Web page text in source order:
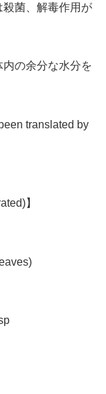
殺菌、解毒作用が
の余分な水分を
translated by
】